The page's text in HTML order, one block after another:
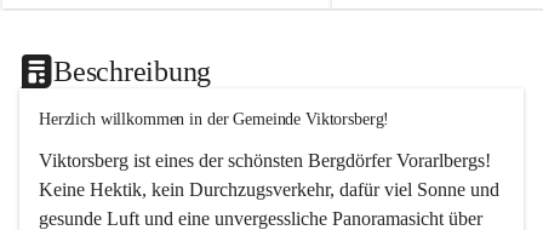
Beschreibung
Herzlich willkommen in der Gemeinde Viktorsberg!
Viktorsberg ist eines der schönsten Bergdörfer Vorarlbergs!
Keine Hektik, kein Durchzugsverkehr, dafür viel Sonne und
gesunde Luft und eine unvergessliche Panoramasicht über